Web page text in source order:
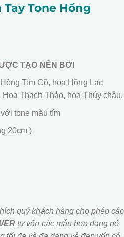
Tay Tone Hồng
TẠO NÊN BỞI
Tím Cồ, hoa Hồng Lạc
Thạch Thảo, hoa Thúy châu.
tone màu tím
20cm )
quý khách hàng cho phép các
tư vấn các mẫu hoa đang nở